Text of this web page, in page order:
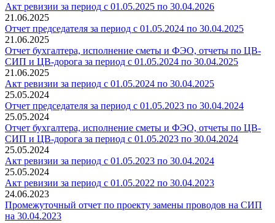
Акт ревизии за период с 01.05.2025 по 30.04.2026
21.06.2025
Отчет председателя за период с 01.05.2024 по 30.04.2025
21.06.2025
Отчет бухгалтера, исполнение сметы и ФЭО, отчеты по ЦВ-
СИП и ЦВ-дорога за период с 01.05.2024 по 30.04.2025
21.06.2025
Акт ревизии за период с 01.05.2024 по 30.04.2025
25.05.2024
Отчет председателя за период с 01.05.2023 по 30.04.2024
25.05.2024
Отчет бухгалтера, исполнение сметы и ФЭО, отчеты по ЦВ-
СИП и ЦВ-дорога за период с 01.05.2023 по 30.04.2024
25.05.2024
Акт ревизии за период с 01.05.2023 по 30.04.2024
25.05.2024
Акт ревизии за период с 01.05.2022 по 30.04.2023
24.06.2023
Промежуточный отчет по проекту замены проводов на СИП
на 30.04.2023